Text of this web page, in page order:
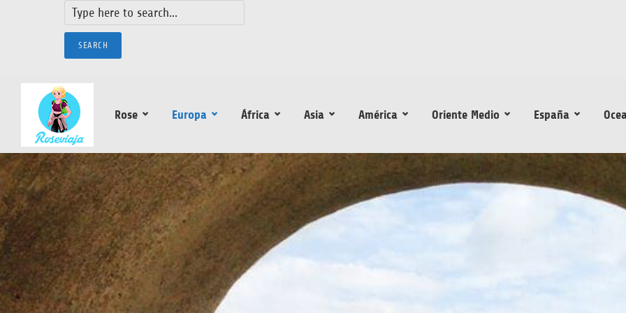
SEARCH
Rose Europa África Asia América Oriente Medio España